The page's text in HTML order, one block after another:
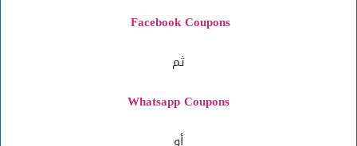
Facebook Coupons
ثم
Whatsapp Coupons
أو